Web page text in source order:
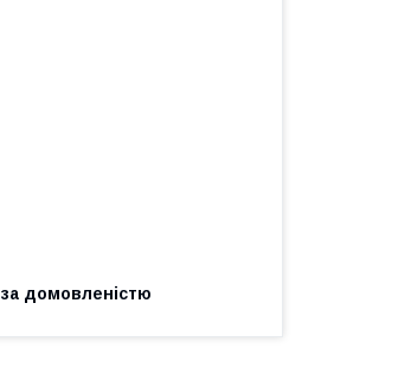
за домовленістю